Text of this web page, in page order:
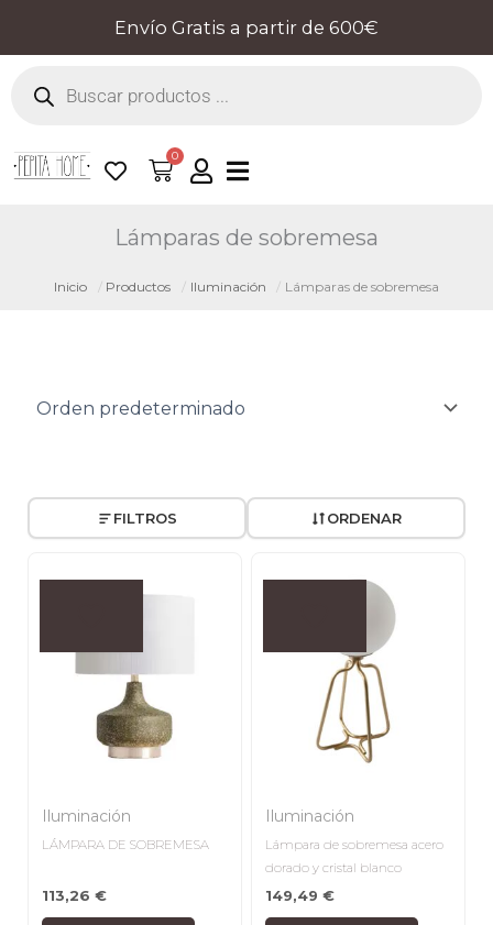
contenido
Envío Gratis a partir de 600€
productos
0
Cart
Lámparas de sobremesa
Inicio Productos Iluminación Lámparas de sobremesa
FILTROS ORDENAR
Iluminación
LÁMPARA DE SOBREMESA
113,26€
Iluminación
Lámpara de sobremesa acero
dorado y cristal blanco
149,49 €